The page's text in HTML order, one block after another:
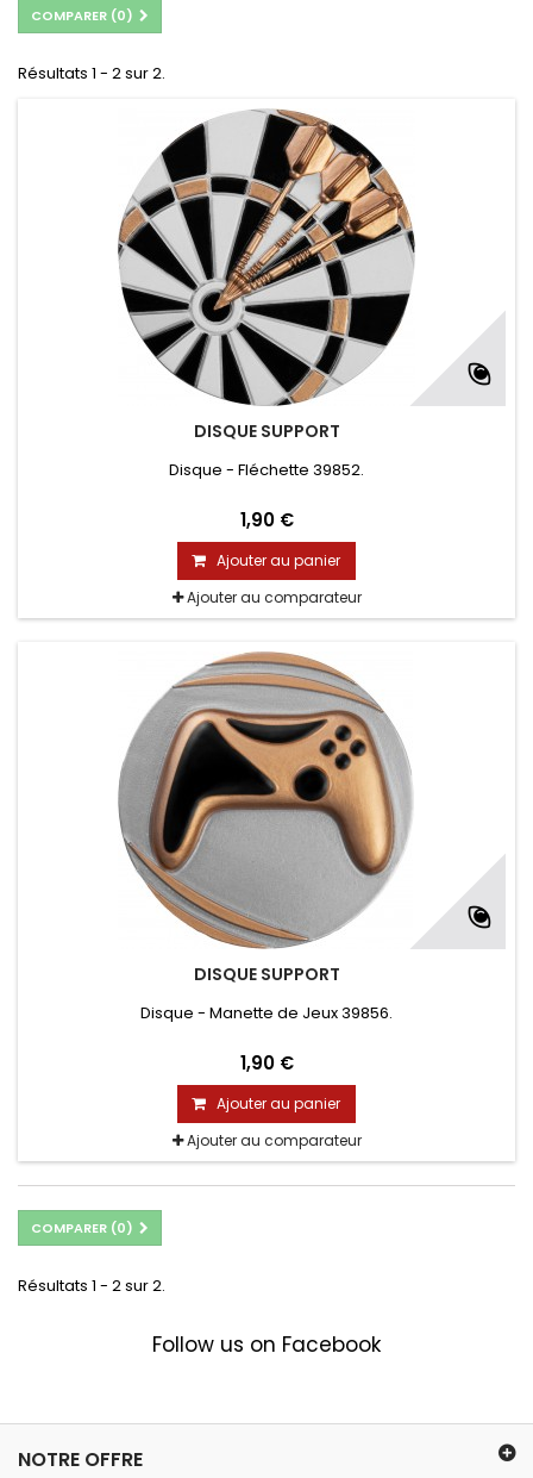
COMPARER (0)
Résultats 1 - 2 sur 2.
DISQUE SUPPORT
Disque - Fléchette 39852.
1,90 €
Ajouter au panier
Ajouter au comparateur
DISQUE SUPPORT
Disque - Manette de Jeux 39856.
1,90 €
Ajouter au panier
Ajouter au comparateur
COMPARER (0)
Résultats 1 - 2 sur 2.
Follow us on Facebook
NOTRE OFFRE